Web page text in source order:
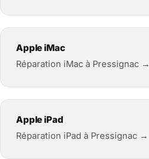
Apple iMac
Réparation iMac à Pressignac →
Apple iPad
Réparation iPad à Pressignac →